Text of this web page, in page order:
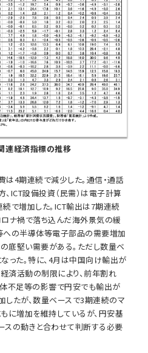
経済指標の推移
は4期連続で減少した。通信・通話
ICT設備投資（民需）は電子計算
で増加した。ICT輸出は7期連続
ロナ禍で落ち込んだ海外景気の緩
への半導体等電子部品の需要増加
底堅い需要がある。ただし数量ベ
った。特に、4月は中国向け輸出が
済活動の制限により、前年割れ
体不足等の影響で円安でも輸出が
したが、数量ベースで3期連続のマ
に増加を維持しているが、円安基
スの動きと合わせて判断する必要